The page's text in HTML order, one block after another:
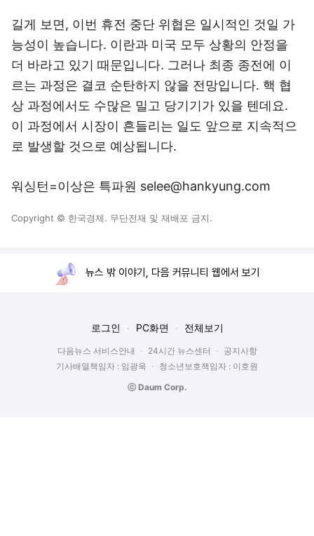
길게 보면, 이번 휴전 중단 위협은 일시적인 것일 가
능성이 높습니다. 이란과 미국 모두 상황의 안정을
더 바라고 있기 때문입니다. 그러나 최종 종전에 이
르는 과정은 결코 순탄하지 않을 전망입니다. 핵 협
상 과정에서도 수많은 밀고 당기기가 있을 텐데요.
이 과정에서 시장이 흔들리는 일도 앞으로 지속적으
로 발생할 것으로 예상됩니다.
워싱턴=이상은 특파원 selee@hankyung.com
Copyright © 한국경제. 무단전재 및 재배포 금지.
뉴스 밖 이야기, 다음 커뮤니티 웹에서 보기
로그인 PC화면 전체보기
다음뉴스 서비스안내 24시간 뉴스센터
공지사항
기사배열책임자 : 임광욱
청소년보호책임자 : 이호원
ⓒ Daum Corp.